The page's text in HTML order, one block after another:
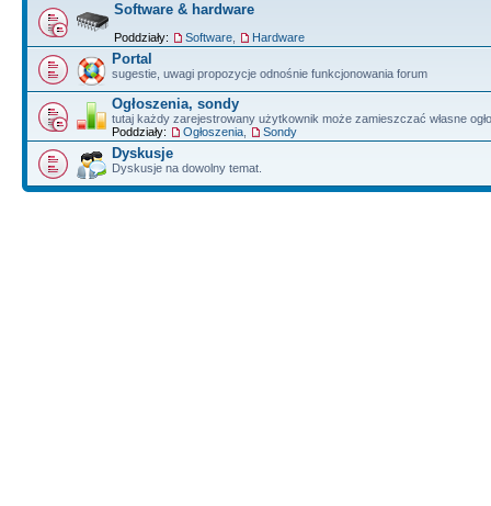
Software & hardware
Poddziały: Software Hardware
Portal
sugestie, uwagi propozycje odnośnie funkcjonowania forum
Ogłoszenia, sondy
tutaj każdy zarejestrowany użytkownik może zamieszczać własne
Poddziały:
Ogłoszenia Sondy
Dyskusje
Dyskusje na dowolny temat.